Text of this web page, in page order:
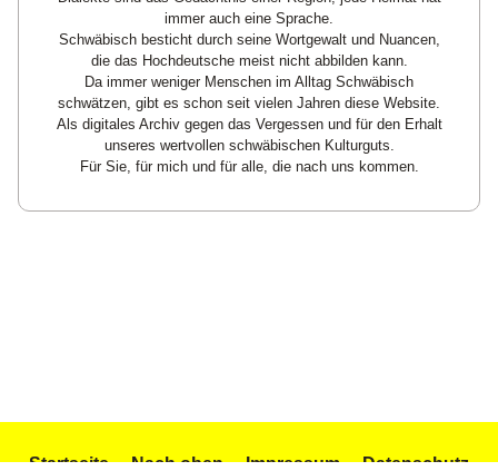
immer auch eine Sprache.
Schwäbisch besticht durch seine Wortgewalt und Nuancen,
die das Hochdeutsche meist nicht abbilden kann.
Da immer weniger Menschen im Alltag Schwäbisch
schwätzen, gibt es schon seit vielen Jahren diese Website.
Als digitales Archiv gegen das Vergessen und für den Erhalt
unseres wertvollen schwäbischen Kulturguts.
Für Sie, für mich und für alle, die nach uns kommen.
Startseite Nach oben Impressum Datenschutz